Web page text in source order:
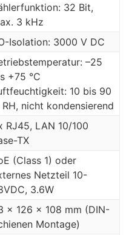
32 Bit,
3 kHz
Isolation: 3000 V DC
–25
+75 °C
10 bis 90
RH, nicht kondensierend
RJ45, LAN 10/100
TX
(Class 1) oder
Netzteil 10-
3.6W
x 126 x 108 mm (DIN-
Montage)